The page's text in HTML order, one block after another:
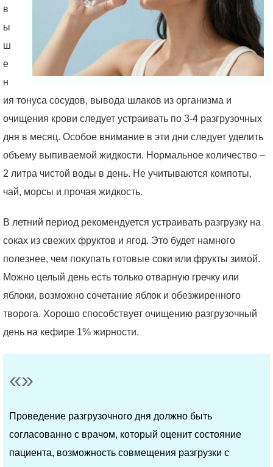
в
ы
ш
е
н
ия тонуса сосудов, вывода шлаков из организма и
очищения крови следует устраивать по 3-4 разгрузочных
дня в месяц. Особое внимание в эти дни следует уделить
объему выпиваемой жидкости. Нормальное количество –
2 литра чистой воды в день. Не учитываются компоты,
чай, морсы и прочая жидкость.
В летний период рекомендуется устраивать разгрузку на
соках из свежих фруктов и ягод. Это будет намного
полезнее, чем покупать готовые соки или фрукты зимой.
Можно целый день есть только отварную гречку или
яблоки, возможно сочетание яблок и обезжиренного
творога. Хорошо способствует очищению разгрузочный
день на кефире 1% жирности.
Проведение разгрузочного дня должно быть
согласованно с врачом, который оценит состояние
пациента, возможность совмещения разгрузки с